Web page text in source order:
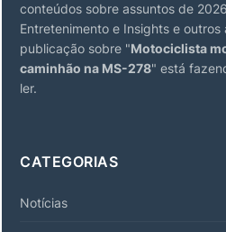
conteúdos sobre assuntos de
Entretenimento e Insights e outros
publicação sobre "Motociclista
caminhão na MS-278" está
ler.
CATEGORIAS
Notícias